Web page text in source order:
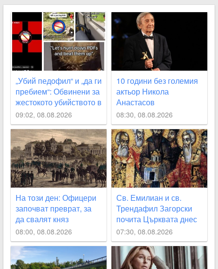
„Убий педофил“ и „да ги
пребием“: Обвинени за
жестокото убийството в
Пловдив споделяли
призиви с насилие в
социалните мрежи
СНИМКИ
09:02, 08.08.2026
10 години без големия
актьор Никола
Анастасов
08:30, 08.08.2026
На този ден: Офицери
започват преврат, за
да свалят княз
Александър I
Батенберг
08:00, 08.08.2026
Св. Емилиан и св.
Трендафил Загорски
почита Църквата днес
07:30, 08.08.2026